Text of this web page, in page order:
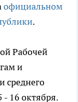
официальном
.
Рабочей
и
среднего
- 16 октября.